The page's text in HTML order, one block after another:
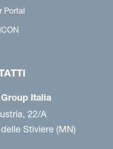
Portal
Italia
22/A
Stiviere (MN)